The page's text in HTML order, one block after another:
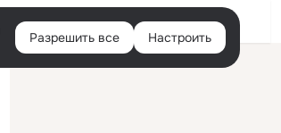
Войти
Разрешить все Настроить